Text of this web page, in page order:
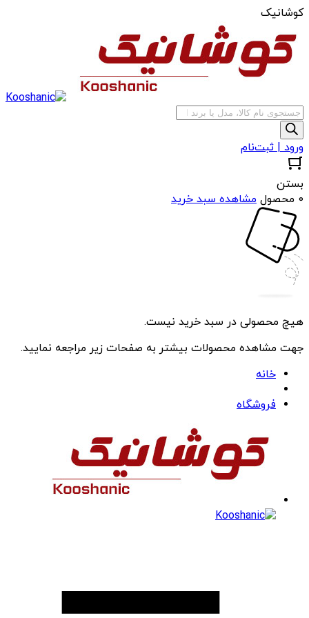
کوشانیک
جستجوی
محصولات
ورود | ثبت‌نام
بستن
0 محصول
مشاهده سبد خرید
هیچ محصولی در سبد خرید نیست.
جهت مشاهده محصولات بیشتر به صفحات زیر مراجعه نمایید.
خانه
فروشگاه